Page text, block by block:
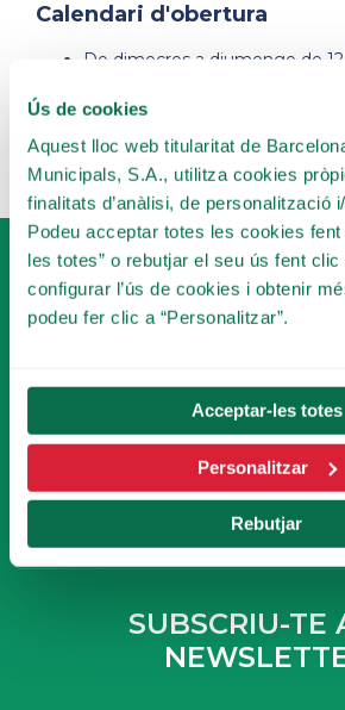
Ús de cookies
Aquest lloc web titularitat de
Municipals, S.A., utilitza cookies
finalitats d’anàlisi, de personalització
Podeu acceptar totes les cookies
les totes” o rebutjar el seu ús fent clic
configurar l’ús de cookies i obtenir
podeu fer clic a “Personalitzar”.
Acceptar-les totes
Personalitzar
Rebutjar
Calendari d'obertura
De dimecres a diumenge de 12
Reserva la teva visita aquí!
FES-TE SOCI
DEL
FES-TE SOCI
SUBSCRIU-TE